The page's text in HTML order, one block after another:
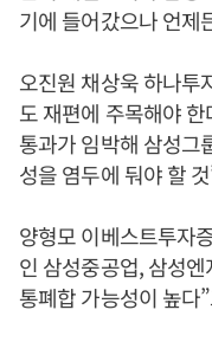
기에 들어갔으나 언제
오진원 채상욱 하나투
도 재편에 주목해야
통과가 임박해 삼성그
성을 염두에 둬야 할
양형모 이베스트투자
인 삼성중공업, 삼성
통폐합 가능성이 높다